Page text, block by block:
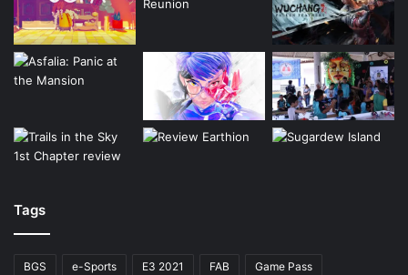
Tags
BGS e-Sports E3 2021 FAB Game Pass